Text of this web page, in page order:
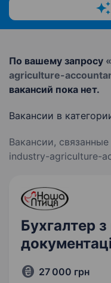
По вашему запросу
agriculture-
вакансий пока нет.
Вакансии в
Вакансии,
industry-agriculture-
Бухгалтер
27 000 грн